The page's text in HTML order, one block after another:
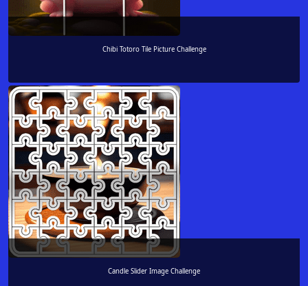
Chibi Totoro Tile Picture Challenge
Candle Slider Image Challenge